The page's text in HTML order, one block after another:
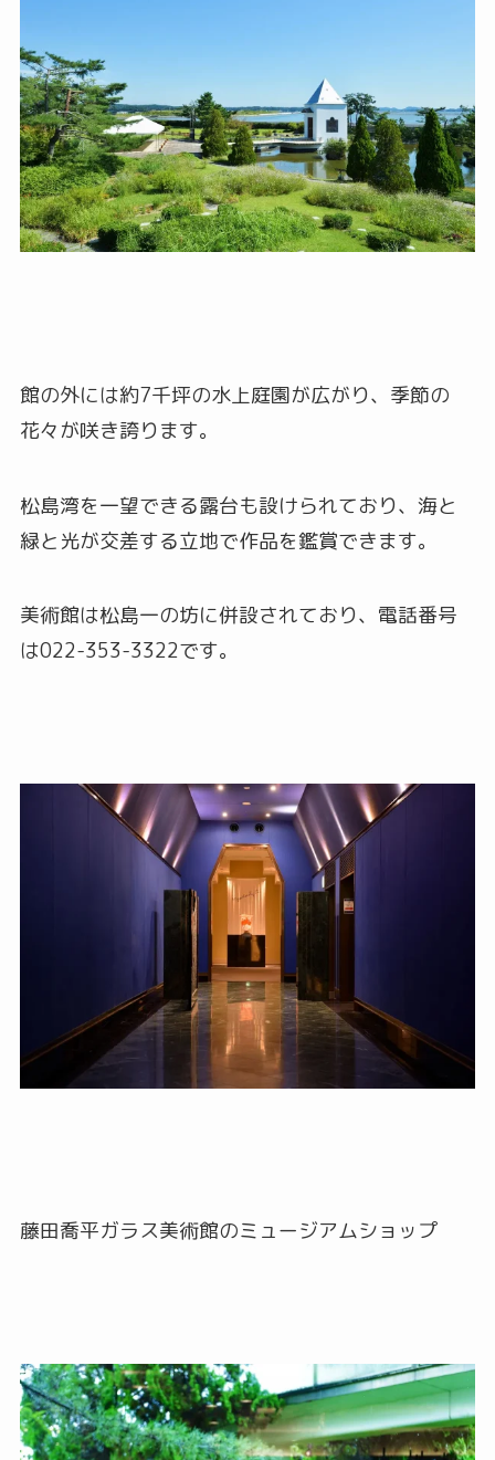
館の外には約7千坪の水上庭園が広がり、季節の
花々が咲き誇ります。
松島湾を一望できる露台も設けられており、海と
緑と光が交差する立地で作品を鑑賞できます。
美術館は松島一の坊に併設されており、電話番号
は022-353-3322です。
藤田喬平ガラス美術館のミュージアムショップ